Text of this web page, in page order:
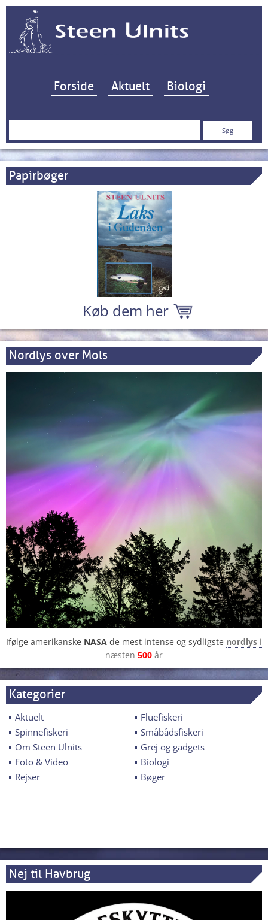
Hop til indhold
Forside Aktuelt Biologi
Søg
Papirbøger
Køb dem her
Nordlys over Mols
Ifølge amerikanske NASA de mest intense og sydligste nordlys i
næsten 500 år
Kategorier
Aktuelt
Fluefiskeri
Spinnefiskeri
Småbådsfiskeri
Om Steen Ulnits
Grej og gadgets
Foto & Video
Biologi
Rejser
Bøger
Nej til Havbrug